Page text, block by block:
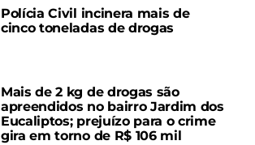
Polícia Civil incinera mais de
cinco toneladas de drogas
Mais de 2 kg de drogas são
apreendidos no bairro Jardim dos
Eucaliptos; prejuízo para o crime
gira em torno de R$ 106 mil